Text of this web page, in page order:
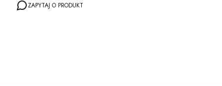
ZAPYTAJ O PRODUKT